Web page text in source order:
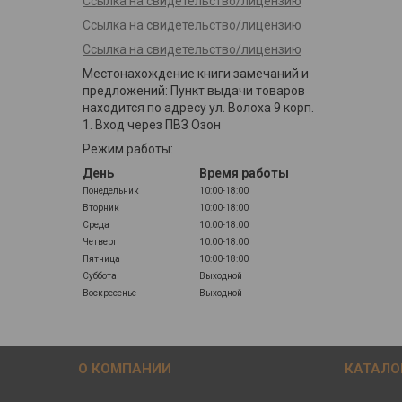
Ссылка на свидетельство/лицензию
Ссылка на свидетельство/лицензию
Местонахождение книги замечаний и
предложений: Пункт выдачи товаров
находится по адресу ул. Волоха 9 корп.
1. Вход через ПВЗ Озон
Режим работы:
День
Время работы
Понедельник
10:00-18:00
Вторник
10:00-18:00
Среда
10:00-18:00
Четверг
10:00-18:00
Пятница
10:00-18:00
Суббота
Выходной
Воскресенье
Выходной
О КОМПАНИИ